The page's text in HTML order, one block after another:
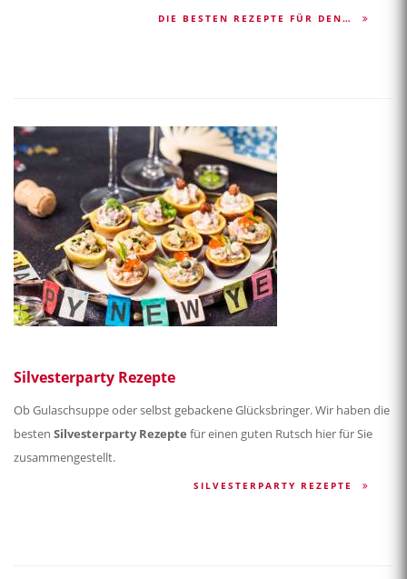
DIE BESTEN REZEPTE FÜR DEN…
Silvesterparty Rezepte
Ob Gulaschsuppe oder selbst gebackene Glücksbringer. Wir haben die
besten Silvesterparty Rezepte für einen guten Rutsch hier für Sie
zusammengestellt.
SILVESTERPARTY REZEPTE